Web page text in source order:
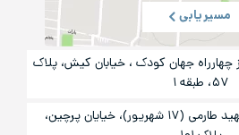
مسیریابی
از چهارراه جهان کودک ، خیابان کیش، پلاک
۵۷، طبقه ۱
تهران، شادآباد، خیابان شهید طارمی (۱۷ شهریور)، خیایان پرچین،